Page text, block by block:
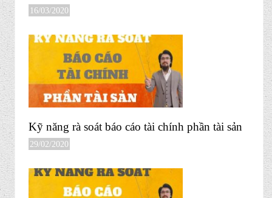
16/03/2020
Kỹ năng rà soát báo cáo tài chính phần tài sản
29/02/2020